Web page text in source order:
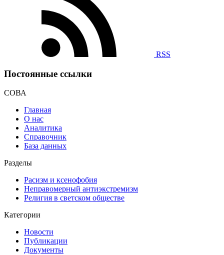
RSS
Постоянные ссылки
СОВА
Главная
О нас
Аналитика
Справочник
База данных
Разделы
Расизм и ксенофобия
Неправомерный антиэкстремизм
Религия в светском обществе
Категории
Новости
Публикации
Документы